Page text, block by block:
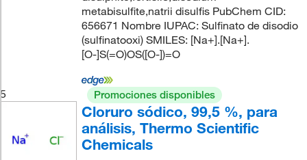
metabisulfite,natrii disulfis PubChem CID:
656671 Nombre IUPAC: Sulfinato de disodio
(sulfinatooxi) SMILES: [Na+].[Na+].
[O-]S(=O)OS([O-])=O
5 Promociones disponibles
Cloruro sódico, 99,5 %, para
análisis, Thermo Scientific
Chemicals